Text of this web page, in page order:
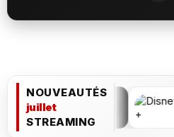
NOUVEAUTÉS
juillet
STREAMING